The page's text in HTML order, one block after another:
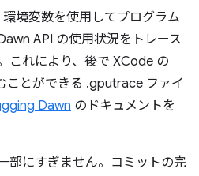
環境変数を使用してプログラム
API の使用状況をトレース
これにより、後で XCode の
ことができる .gputrace ファイ
Dawn のドキュメントを
部にすぎません。コミットの完